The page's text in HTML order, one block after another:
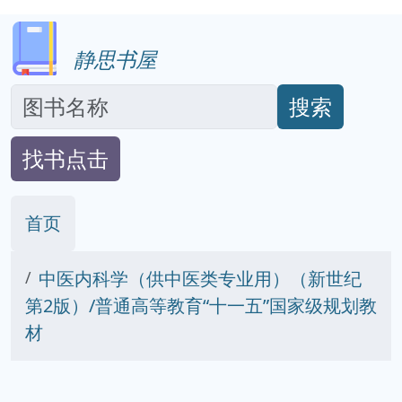
静思书屋
搜索
找书点击
首页
中医内科学（供中医类专业用）（新世纪
第2版）/普通高等教育“十一五”国家级规划教
材